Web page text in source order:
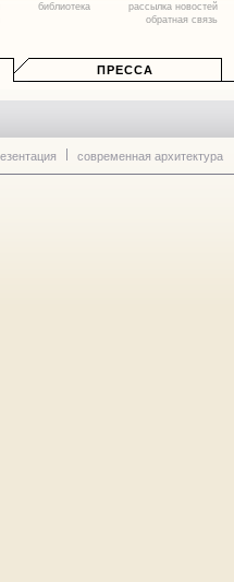
библиотека
рассылка новостей
обратная связь
ПРЕССА
современная архитектура